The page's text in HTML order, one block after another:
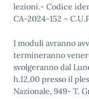
lezioni.- Codice
CA-2024-152 –
I moduli avranno
termineranno
svolgeranno dal
h.12,00 presso il
Nazionale, 949- T.